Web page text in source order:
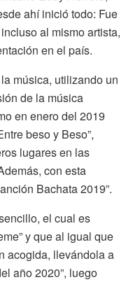
ahí inició todo: Fue
al mismo artista,
en el país.
música, utilizando un
de la música
en enero del 2019
beso y Beso”,
lugares en las
con esta
Bachata 2019”.
el cual es
y que al igual que
acogida, llevándola a
año 2020”, luego